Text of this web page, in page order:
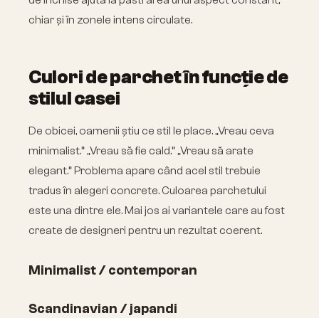
chiar și în zonele intens circulate.
Culori de parchet în funcție de
stilul casei
De obicei, oamenii știu ce stil le place.„Vreau ceva
minimalist.” „Vreau să fie cald.” „Vreau să arate
elegant.”Problema apare când acel stil trebuie
tradus în alegeri concrete. Culoarea parchetului
este una dintre ele. Mai jos ai variantele care au fost
create de designeri pentru un rezultat coerent.
Minimalist / contemporan
Scandinavian / japandi